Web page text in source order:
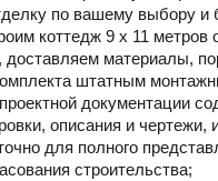
по вашему выбору и
коттедж 9 х 11 метров
доставляем материалы,
штатным
документации
описания и чертежи,
для полного
строительства;